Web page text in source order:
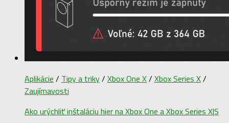
Aplikácie / Tipy a triky/ Xbox One X/ Xbox Series X/
Zaujímavosti
Ako urýchliť inštaláciu hier na Xbox One a Xbox Series X|S